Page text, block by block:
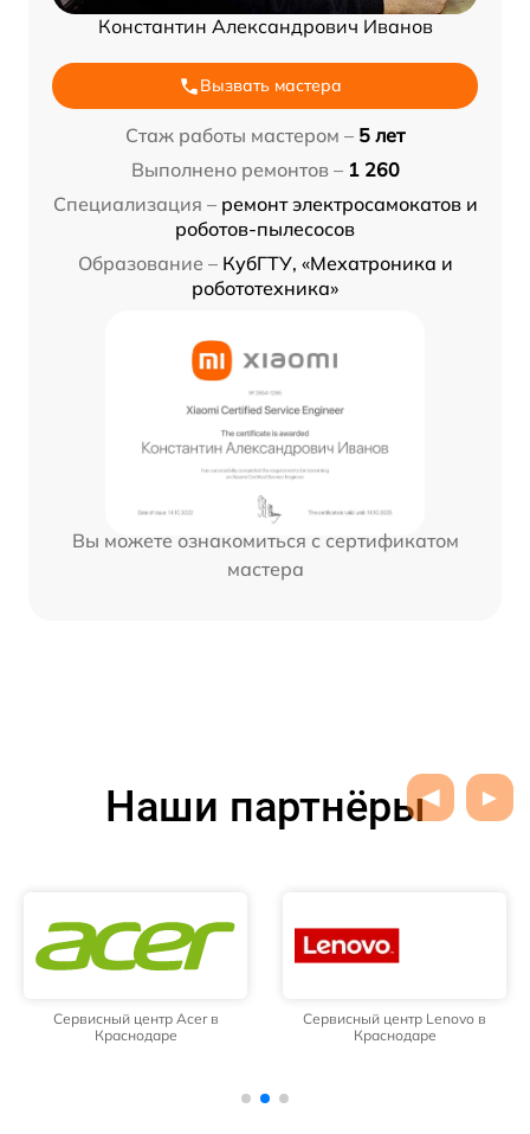
Константин Александрович Иванов
Вызвать мастера
Стаж работы мастером – 5 лет
Выполнено ремонтов – 1 260
Специализация – ремонт электросамокатов и
роботов-пылесосов
Образование – КубГТУ, «Мехатроника и
робототехника»
Вы можете ознакомиться с сертификатом
мастера
Наши партнёры
Сервисный центр Acer в
Краснодаре
Сервисный центр Lenovo в
Краснодаре